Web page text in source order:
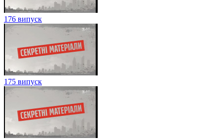
176 випуск
175 випуск